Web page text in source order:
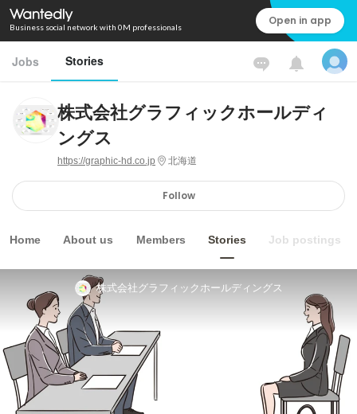
Business social network with 0M professionals Open in app
Jobs Stories
株式会社グラフィックホールディ
ングス
https://graphic-hd.co.jp 北海道
Follow
Home About us Members Stories Job postings
株式会社グラフィックホールディングス